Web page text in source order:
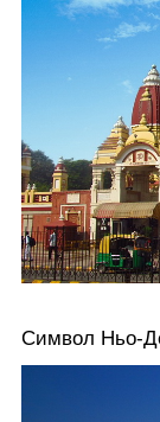
Символ Ньо-